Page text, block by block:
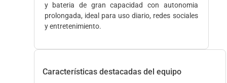
y bateria de gran capacidad con autonomia
prolongada, ideal para uso diario, redes sociales
y entretenimiento.
Características destacadas del equipo